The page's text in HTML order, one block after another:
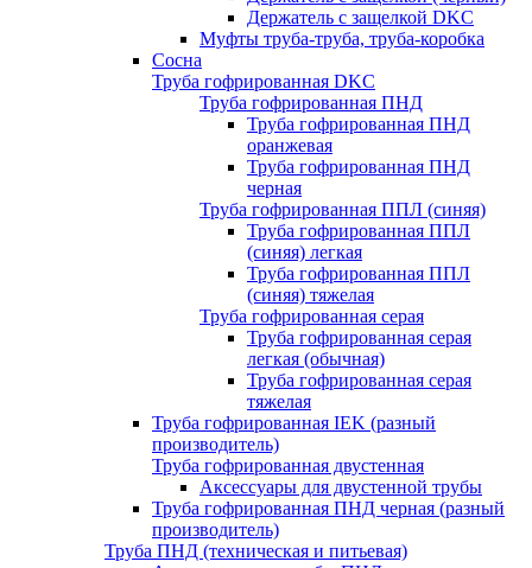
Держатель с защелкой DKC
Муфты труба-труба, труба-коробка
Сосна
Труба гофрированная DKC
Труба гофрированная ПНД
Труба гофрированная ПНД
оранжевая
Труба гофрированная ПНД
черная
Труба гофрированная ППЛ (синяя)
Труба гофрированная ППЛ
(синяя) легкая
Труба гофрированная ППЛ
(синяя) тяжелая
Труба гофрированная серая
Труба гофрированная серая
легкая (обычная)
Труба гофрированная серая
тяжелая
Труба гофрированная IEK (разный
производитель)
Труба гофрированная двустенная
Аксессуары для двустенной трубы
Труба гофрированная ПНД черная (разный
производитель)
Труба ПНД (техническая и питьевая)